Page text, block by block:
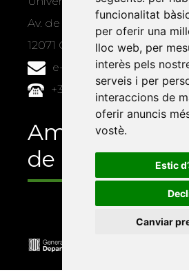
funcionalitat
per oferir una
lloc web, per
interès pels
serveis i per
interaccions de
oferir anuncis
vostè.
Estic
Canviar
Av. de Vicent Sos Baynat, s/n
12071 Castelló de la Plana
e-buc@vives.org
+34 964 72 89 93
Amb el suport
de